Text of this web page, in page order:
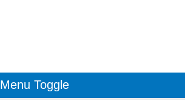
Menu Toggle